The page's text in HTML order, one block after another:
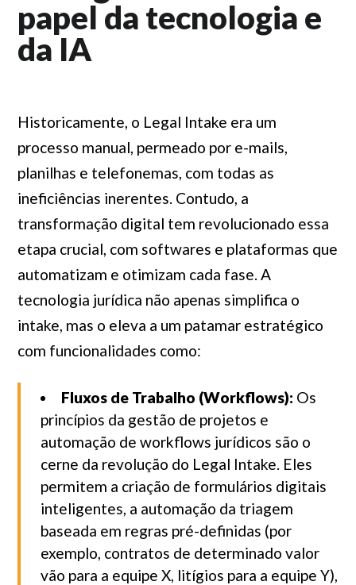
papel da tecnologia e
da IA
Historicamente, o Legal Intake era um
processo manual, permeado por e-mails,
planilhas e telefonemas, com todas as
ineficiências inerentes. Contudo, a
transformação digital tem revolucionado essa
etapa crucial, com softwares e plataformas que
automatizam e otimizam cada fase. A
tecnologia jurídica não apenas simplifica o
intake, mas o eleva a um patamar estratégico
com funcionalidades como:
Fluxos de Trabalho (Workflows): Os
princípios da gestão de projetos e
automação de workflows jurídicos são o
cerne da revolução do Legal Intake. Eles
permitem a criação de formulários digitais
inteligentes, a automação da triagem
baseada em regras pré-definidas (por
exemplo, contratos de determinado valor
vão para a equipe X, litígios para a equipe Y),